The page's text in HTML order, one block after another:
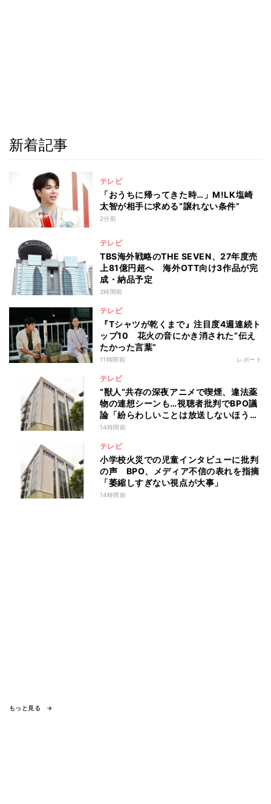
新着記事
テレビ
「おうちに帰ってきた時…」M!LK塩崎
太智が相手に求める“譲れない条件”
2分前
テレビ
TBS海外戦略のTHE SEVEN、27年度売
上81億円超へ 海外OTT向け3作品が完
成・納品予定
2時間前
テレビ
『Tシャツが乾くまで』注目度4週連続ト
ップ10 花火の音にかき消された“伝え
たかった言葉”
11時間前 レポート
テレビ
“獣人”共存の深夜アニメで喫煙、違法薬
物の連想シーンも…視聴者批判でBPO議
論「紛らわしいことは放送しないほう
が」
14時間前
テレビ
小学校火災での児童インタビューに批判
の声 BPO、メディア不信の表れを指摘
「萎縮しすぎない視点が大事」
14時間前
もっと見る